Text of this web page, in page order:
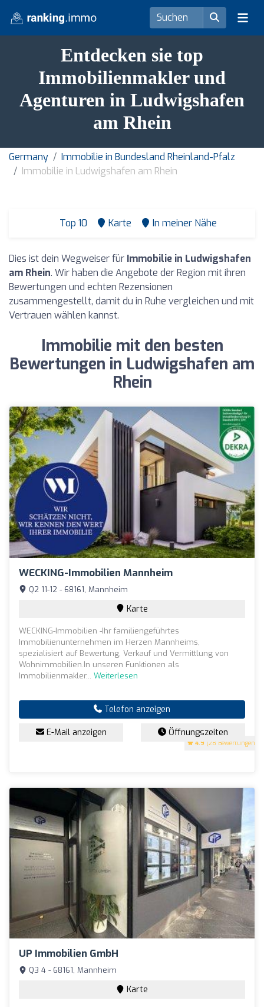
Entdecken sie top
Immobilienmakler und
Agenturen in Ludwigshafen
am Rhein
Germany
Immobilie in Bundesland Rheinland-Pfalz
Immobilie in Ludwigshafen am Rhein
Top 10 Karte In meiner Nähe
Dies ist dein Wegweiser für Immobilie in Ludwigshafen
am Rhein. Wir haben die Angebote der Region mit ihren
Bewertungen und echten Rezensionen
zusammengestellt, damit du in Ruhe vergleichen und mit
Vertrauen wählen kannst.
Immobilie mit den besten
Bewertungen in Ludwigshafen am
Rhein
WECKING-Immobilien Mannheim
4.9 (28 Bewertungen)
Q2 11-12 - 68161, Mannheim
Karte
WECKING-Immobilien -Ihr familiengeführtes
Immobilienunternehmen im Herzen Mannheims,
spezialisiert auf Bewertung, Verkauf und Vermittlung von
Wohnimmobilien.In unseren Funktionen als
Immobilienmakler... Weiterlesen
Telefon anzeigen
E-Mail anzeigen Öffnungszeiten
UP Immobilien GmbH
Q3 4 - 68161, Mannheim
Karte